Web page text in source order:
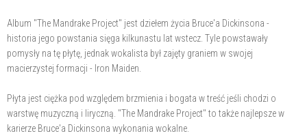
Album "The Mandrake Project" jest dziełem życia Bruce'a Dickinsona -
historia jego powstania sięga kilkunastu lat wstecz. Tyle powstawały
pomysły na tę płytę, jednak wokalista był zajęty graniem w swojej
macierzystej formacji - Iron Maiden.
Płyta jest ciężka pod względem brzmienia i bogata w treść jeśli chodzi o
warstwę muzyczną i liryczną. "The Mandrake Project" to także najlepsze w
karierze Bruce'a Dickinsona wykonania wokalne.